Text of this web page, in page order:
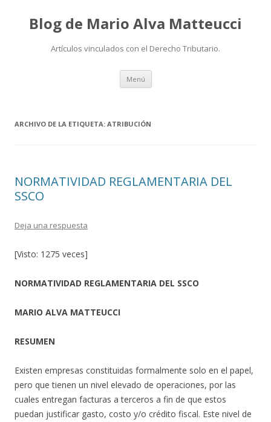
Blog de Mario Alva Matteucci
Artículos vinculados con el Derecho Tributario.
Menú Ir
contenido
ARCHIVO DE LA ETIQUETA: ATRIBUCIÓN
NORMATIVIDAD REGLAMENTARIA DEL
SSCO
Deja una respuesta
[Visto: 1275 veces]
NORMATIVIDAD REGLAMENTARIA DEL SSCO
MARIO ALVA MATTEUCCI
RESUMEN
Existen empresas constituidas formalmente solo en el papel,
pero que tienen un nivel elevado de operaciones, por las
cuales entregan facturas a terceros a fin de que estos
puedan justificar gasto, costo y/o crédito fiscal. Este nivel de